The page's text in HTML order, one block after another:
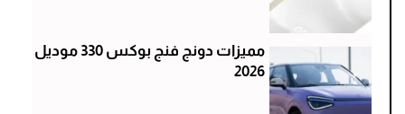
مميزات دونج فنج بوكس 330 موديل
2026